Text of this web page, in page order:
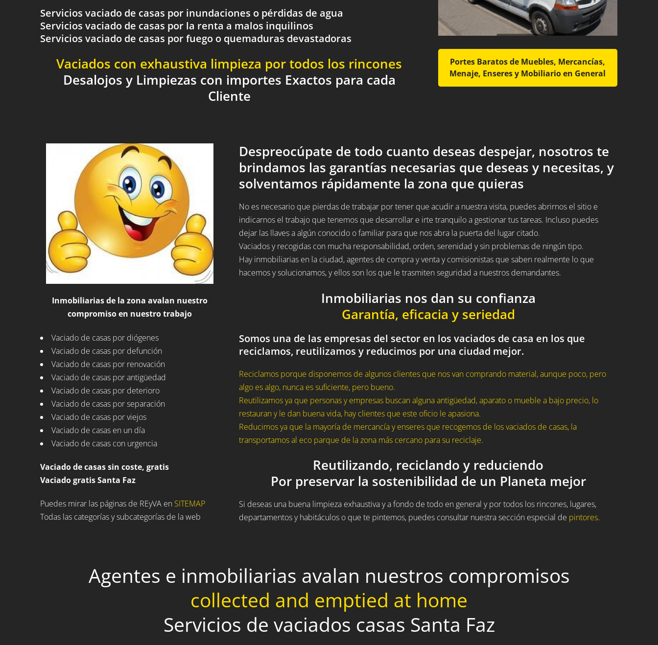
Servicios vaciado de casas por inundaciones o pérdidas de agua
Servicios vaciado de casas por la renta a malos inquilinos
Servicios vaciado de casas por fuego o quemaduras devastadoras
Vaciados con exhaustiva limpieza por todos los rincones
Desalojos y Limpiezas con importes Exactos para cada
Cliente
Portes Baratos de Muebles, Mercancías,
Menaje, Enseres y Mobiliario en General
Inmobiliarias de la zona avalan nuestro
compromiso en nuestro trabajo
Vaciado de casas por diógenes
Vaciado de casas por defunción
Vaciado de casas por renovación
Vaciado de casas por antigüedad
Vaciado de casas por deterioro
Vaciado de casas por separación
Vaciado de casas por viejos
Vaciado de casas en un día
Vaciado de casas con urgencia
Vaciado de casas sin coste, gratis
Vaciado gratis Santa Faz
Puedes mirar las páginas de REyVA en SITEMAP
Todas las categorías y subcategorías de la web
Despreocúpate de todo cuanto deseas despejar, nosotros te
brindamos las garantías necesarias que deseas y necesitas, y
solventamos rápidamente la zona que quieras
No es necesario que pierdas de trabajar por tener que acudir a nuestra visita, puedes abrirnos el sitio e
indicarnos el trabajo que tenemos que desarrollar e irte tranquilo a gestionar tus tareas. Incluso puedes
dejar las llaves a algún conocido o familiar para que nos abra la puerta del lugar citado.
Vaciados y recogidas con mucha responsabilidad, orden, serenidad y sin problemas de ningún tipo.
Hay inmobiliarias en la ciudad, agentes de compra y venta y comisionistas que saben realmente lo que
hacemos y solucionamos, y ellos son los que le trasmiten seguridad a nuestros demandantes.
Inmobiliarias nos dan su confianza
Garantía, eficacia y seriedad
Somos una de las empresas del sector en los vaciados de casa en los que
reciclamos, reutilizamos y reducimos por una ciudad mejor.
Reciclamos porque disponemos de algunos clientes que nos van comprando material, aunque poco, pero
algo es algo, nunca es suficiente, pero bueno.
Reutilizamos ya que personas y empresas buscan alguna antigüedad, aparato o mueble a bajo precio, lo
restauran y le dan buena vida, hay clientes que este oficio le apasiona.
Reducimos ya que la mayoría de mercancía y enseres que recogemos de los vaciados de casas, la
transportamos al eco parque de la zona más cercano para su reciclaje.
Reutilizando, reciclando y reduciendo
Por preservar la sostenibilidad de un Planeta mejor
Si deseas una buena limpieza exhaustiva y a fondo de todo en general y por todos los rincones, lugares,
departamentos y habitáculos o que te pintemos, puedes consultar nuestra sección especial de pintores.
Agentes e inmobiliarias avalan nuestros compromisos
collected and emptied at home
Servicios de vaciados casas Santa Faz